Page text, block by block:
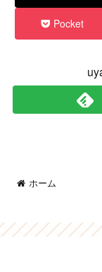
Pocket
ホーム